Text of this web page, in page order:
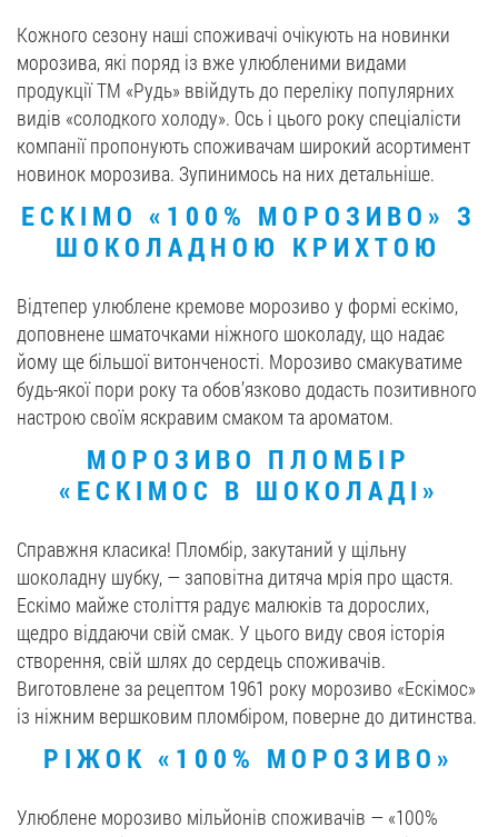
Вакансії
ЗАМОВИТИ ПРОДУКЦІЮ «РУДЬ»:
СТАТИ ПАРТНЕРОМ
0412 48 28 17
Кожного сезону наші споживачі очікують на новинки
морозива, які поряд із вжеулюбленими видами
продукціїТМ «Рудь» ввійдуть до переліку популярних
видів «солодкого холоду». Ось і цього року спеціалісти
компанії пропонують споживачам широкий асортимент
новинок морозива. Зупинимось на них детальніше.
ЕСКІМО «100% МОРОЗИВО» З
ШОКОЛАДНОЮ КРИХТОЮ
Відтепер улюблене кремове морозиво у формі ескімо,
доповнене шматочками ніжного шоколаду, що надає
йому ще більшої витонченості. Морозиво смакуватиме
будь-якої пори року та обов’язково додасть позитивного
настрою своїм яскравим смаком та ароматом.
МОРОЗИВО ПЛОМБІР
«ЕСКІМОС В ШОКОЛАДІ»
Справжня класика! Пломбір, закутаний у щільну
шоколадну шубку, — заповітна дитяча мрія про щастя.
Ескімо майже століття радує малюків та дорослих,
щедро віддаючи свій смак. У цього виду своя історія
створення, свій шлях до сердець споживачів.
Виготовлене за рецептом 1961 року морозиво «Ескімос»
із ніжним вершковим пломбіром, поверне до дитинства.
РІЖОК «100% МОРОЗИВО»
Улюблене морозиво мільйонів споживачів — «100%